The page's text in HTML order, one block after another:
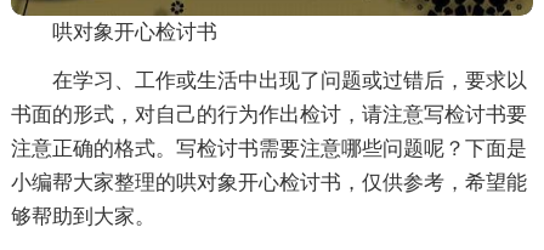
哄对象开心检讨书
在学习、工作或生活中出现了问题或过错后，要求以
书面的形式，对自己的行为作出检讨，请注意写检讨书要
注意正确的格式。写检讨书需要注意哪些问题呢？下面是
小编帮大家整理的哄对象开心检讨书，仅供参考，希望能
够帮助到大家。